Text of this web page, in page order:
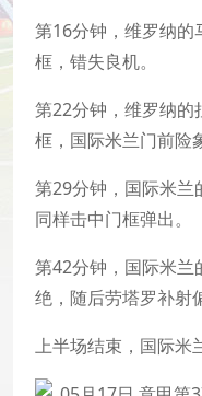
第16分钟，维罗纳的
框，错失良机。
第22分钟，维罗纳的
框，国际米兰门前险
第29分钟，国际米兰
同样击中门框弹出。
第42分钟，国际米兰
绝，随后劳塔罗补射
上半场结束，国际米